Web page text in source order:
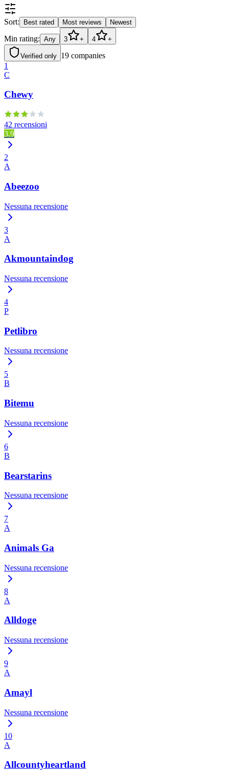
Sort: Best rated Most reviews Newest
Min rating: Any 3 + 4 +
Verified only 19 companies
1
C
Chewy
42 recensioni
3.9
2
A
Abeezoo
Nessuna recensione
3
A
Akmountaindog
Nessuna recensione
4
P
Petlibro
Nessuna recensione
5
B
Bitemu
Nessuna recensione
6
B
Bearstarins
Nessuna recensione
7
A
Animals Ga
Nessuna recensione
8
A
Alldoge
Nessuna recensione
9
A
Amayl
Nessuna recensione
10
A
Allcountyheartland